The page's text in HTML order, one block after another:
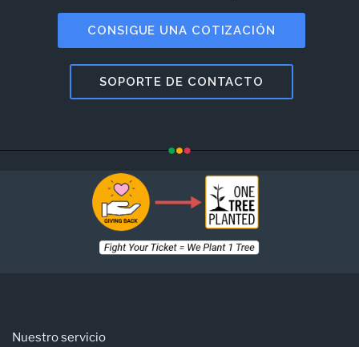
CONSIGUE UNA COTIZACIÓN
SOPORTE DE CONTACTO
Nuestro servicio